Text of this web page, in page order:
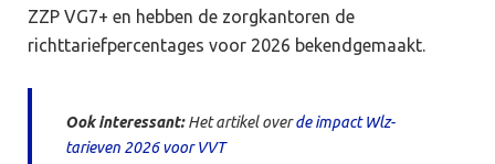
ZZP VG7+ en hebben de zorgkantoren de
richttariefpercentages voor 2026 bekendgemaakt.
Ook interessant:Het artikel overde impact Wlz-
tarieven 2026 voor VVT